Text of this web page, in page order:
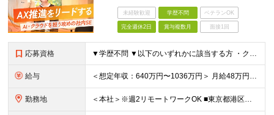
未経験歓迎 学歴不問 ベテランOK
完全週休2日 賞与複数月 面接1回
応募資格 ▼学歴不問 ▼以下のいずれかに該当する方 ・クラウド環境(AWS, GCP, Azure等)におけるICTインフラの構築実務経験 ・Python, Bash, PowerShell等のスクリプト言語を
給与 ＜想定年収：640万円〜1036万円＞ 月給48万円～78万円＋賞与年2回 ※上記には住宅手当（一律支給：5～10万円） ワークスタイル手当（3～5万円 ※通勤手当）が含まれます ※固定残業代（月
勤務地 ＜本社＞※週2リモートワークOK ■東京都港区西新橋3-3-1 KDX西新橋ビル 3階 ※(変更の範囲)上記を除く当社関連勤務地